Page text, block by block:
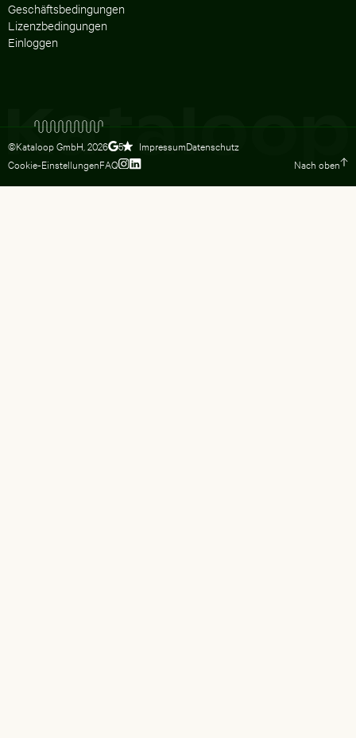
Geschäftsbedingungen
Lizenzbedingungen
Einloggen
©Kataloop GmbH, 2026 5 ImpressumDatenschutz
Cookie-EinstellungenFAQ Nach oben